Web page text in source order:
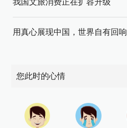
我国文旅消费正在扩容升级
用真心展现中国，世界自有回响
您此时的心情